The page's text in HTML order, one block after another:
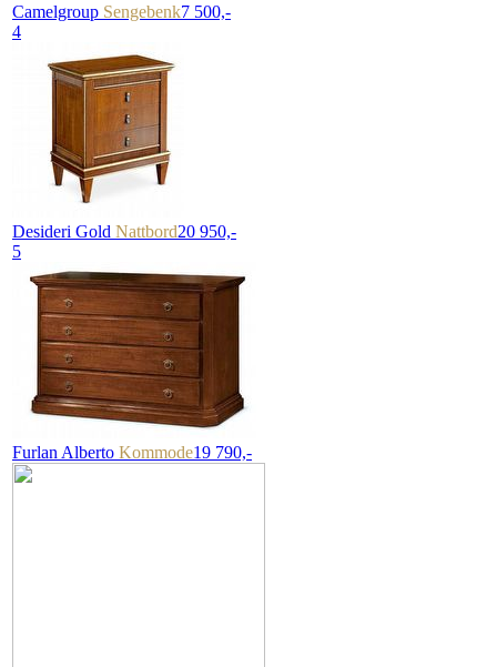
Camelgroup Sengebenk7 500,-
4
Desideri Gold Nattbord20 950,-
5
Furlan Alberto Kommode19 790,-